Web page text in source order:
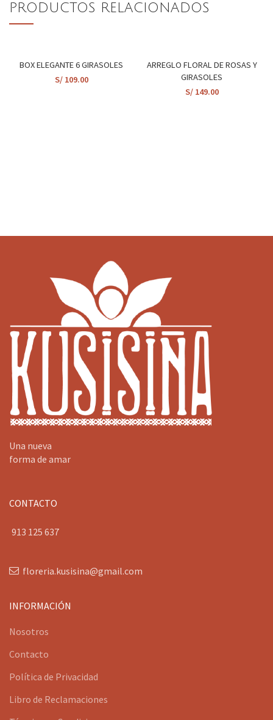
PRODUCTOS RELACIONADOS
BOX ELEGANTE 6 GIRASOLES
S/109.00
ARREGLO FLORAL DE ROSAS Y
GIRASOLES
S/149.00
Una nueva
forma de amar
CONTACTO
913 125 637
floreria.kusisina@gmail.com
INFORMACIÓN
Nosotros
Contacto
Política de Privacidad
Libro de Reclamaciones